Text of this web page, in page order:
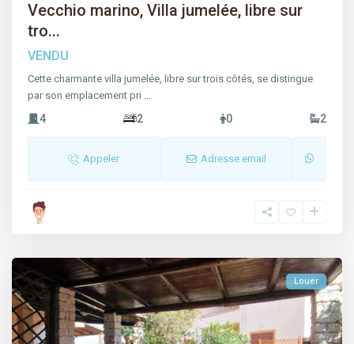
Vecchio marino, Villa jumelée, libre sur
tro...
VENDU
Cette charmante villa jumelée, libre sur trois côtés, se distingue
par son emplacement pri ...
4 2 0 2
Appeler Adresse email
Louer